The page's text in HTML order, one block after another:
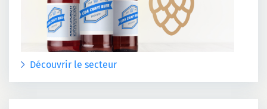
Découvrir le secteur